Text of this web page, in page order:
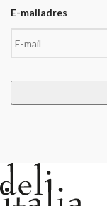
E-mailadres